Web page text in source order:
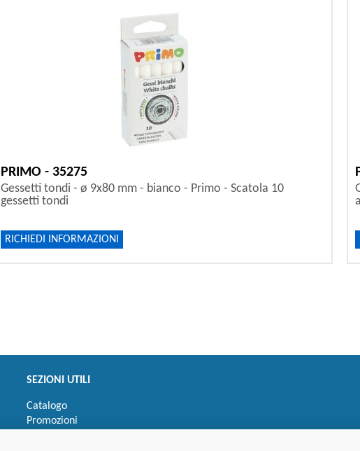
PRIMO - 35275
Gessetti tondi - ø 9x80 mm - bianco - Primo - Scatola 10
gessetti tondi
RICHIEDI INFORMAZIONI
SEZIONI UTILI
Catalogo
Promozioni